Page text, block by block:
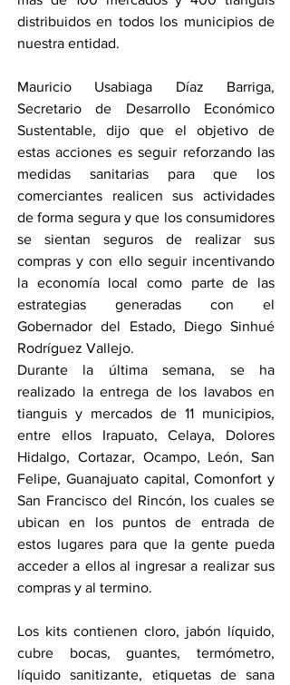
distribuidos en todos los municipios de
nuestra entidad.
Mauricio Usabiaga Díaz Barriga,
Secretario de Desarrollo Económico
Sustentable, dijo que el objetivo de
estas acciones es seguir reforzando las
medidas sanitarias para que los
comerciantes realicen sus actividades
de forma segura y que los consumidores
se sientan seguros de realizar sus
compras y con ello seguir incentivando
la economía local como parte de las
estrategias generadas con el
Gobernador del Estado, Diego Sinhué
Rodríguez Vallejo.
Durante la última semana, se ha
realizado la entrega de los lavabos en
tianguis y mercados de 11 municipios,
entre ellos Irapuato, Celaya, Dolores
Hidalgo, Cortazar, Ocampo, León, San
Felipe, Guanajuato capital, Comonfort y
San Francisco del Rincón, los cuales se
ubican en los puntos de entrada de
estos lugares para que la gente pueda
acceder a ellos al ingresar a realizar sus
compras y al termino.
Los kits contienen cloro, jabón líquido,
cubre bocas, guantes, termómetro,
líquido sanitizante, etiquetas de sana